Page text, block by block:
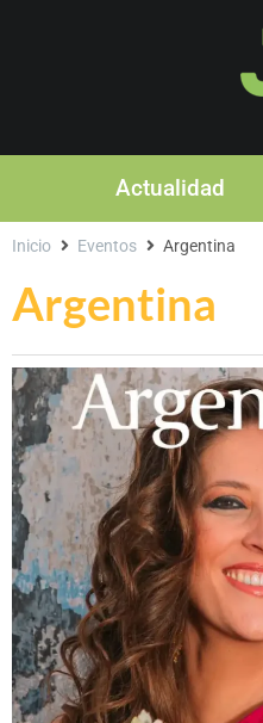
Actualidad
Argentina
Inicio Eventos Argentina